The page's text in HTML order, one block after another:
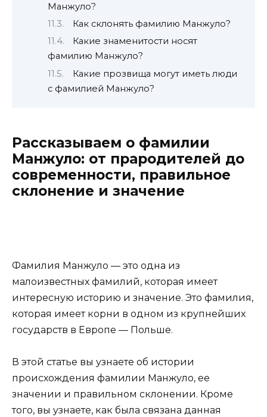
Манжуло?
Как склонять фамилию Манжуло?
Какие знаменитости носят
фамилию Манжуло?
Какие прозвища могут иметь люди
с фамилией Манжуло?
Рассказываем о фамилии
Манжуло: от прародителей до
современности, правильное
склонение и значение
Фамилия Манжуло — это одна из
малоизвестных фамилий, которая имеет
интересную историю и значение. Это фамилия,
которая имеет корни в одном из крупнейших
государств в Европе — Польше.
В этой статье вы узнаете об истории
происхождения фамилии Манжуло, ее
значении и правильном склонении. Кроме
того, вы узнаете, как была связана данная